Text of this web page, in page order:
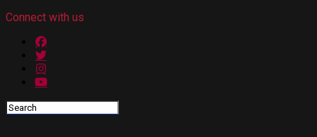
Connect with us